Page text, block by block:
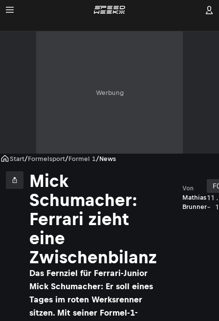
Werbung
Start/Formelsport/Formel 1/News
Mick
Schumacher:
Ferrari zieht
eine
Zwischenbilanz
Das Fernziel für Ferrari-Junior
Mick Schumacher: Er soll eines
Tages im roten Werksrenner
sitzen. Mit seiner Formel-1-
Mathias
Brunner
Von
-